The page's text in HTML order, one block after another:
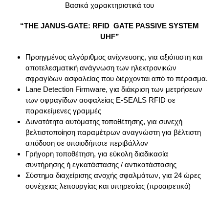
Βασικά χαρακτηριστικά του
“THE JANUS-GATE: RFID GATE PASSIVE SYSTEM
UHF”
Προηγμένος αλγόριθμος ανίχνευσης, για αξιόπιστη και
αποτελεσματική ανάγνωση των ηλεκτρονικών
σφραγίδων ασφαλείας που διέρχονται από το πέρασμα.
Lane Detection Firmware, για διάκριση των μετρήσεων
των σφραγίδων ασφαλείας E-SEALS RFID σε
παρακείμενες γραμμές
Δυνατότητα αυτόματης τοποθέτησης, για συνεχή
βελτιστοποίηση παραμέτρων αναγνώστη για βέλτιστη
απόδοση σε οποιοδήποτε περιβάλλον
Γρήγορη τοποθέτηση, για εύκολη διαδικασία
συντήρησης ή εγκατάστασης / αντικατάστασης
Σύστημα διαχείρισης ανοχής σφαλμάτων, για 24 ώρες
συνέχειας λειτουργίας και υπηρεσίας (προαιρετικό)